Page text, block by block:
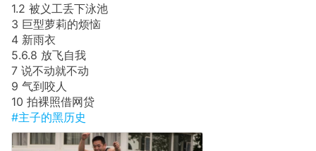
1.2 被义工丢下泳池
3 巨型萝莉的烦恼
4 新雨衣
5.6.8 放飞自我
7 说不动就不动
9 气到咬人
10 拍裸照借网贷
#主子的黑历史